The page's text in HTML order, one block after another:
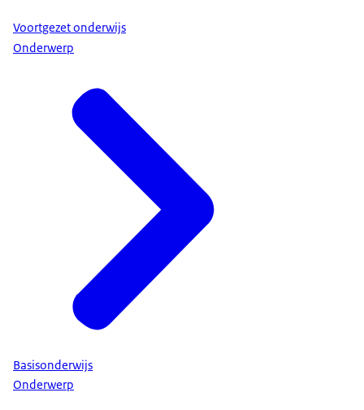
Voortgezet onderwijs
Onderwerp
Basisonderwijs
Onderwerp